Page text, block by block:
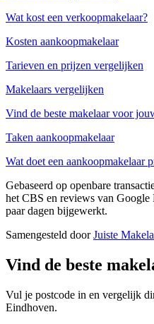
Wat kost een verkoopmakelaar?
Kosten aankoopmakelaar
Tarieven en prijzen vergelijken
Makelaars vergelijken
Vind de beste makelaar voor
Taken aankoopmakelaar
Wat doet een aankoopmakelaar
Gebaseerd op openbare
het CBS en reviews van Google
paar dagen bijgewerkt.
Samengesteld doorJuiste
Vind de beste
Vul je postcode in en vergelijk
Eindhoven.